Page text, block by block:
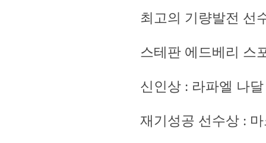
최고의 기량발전 선
스테판 에드베리 스
신인상 : 라파엘 나달
재기성공 선수상 :